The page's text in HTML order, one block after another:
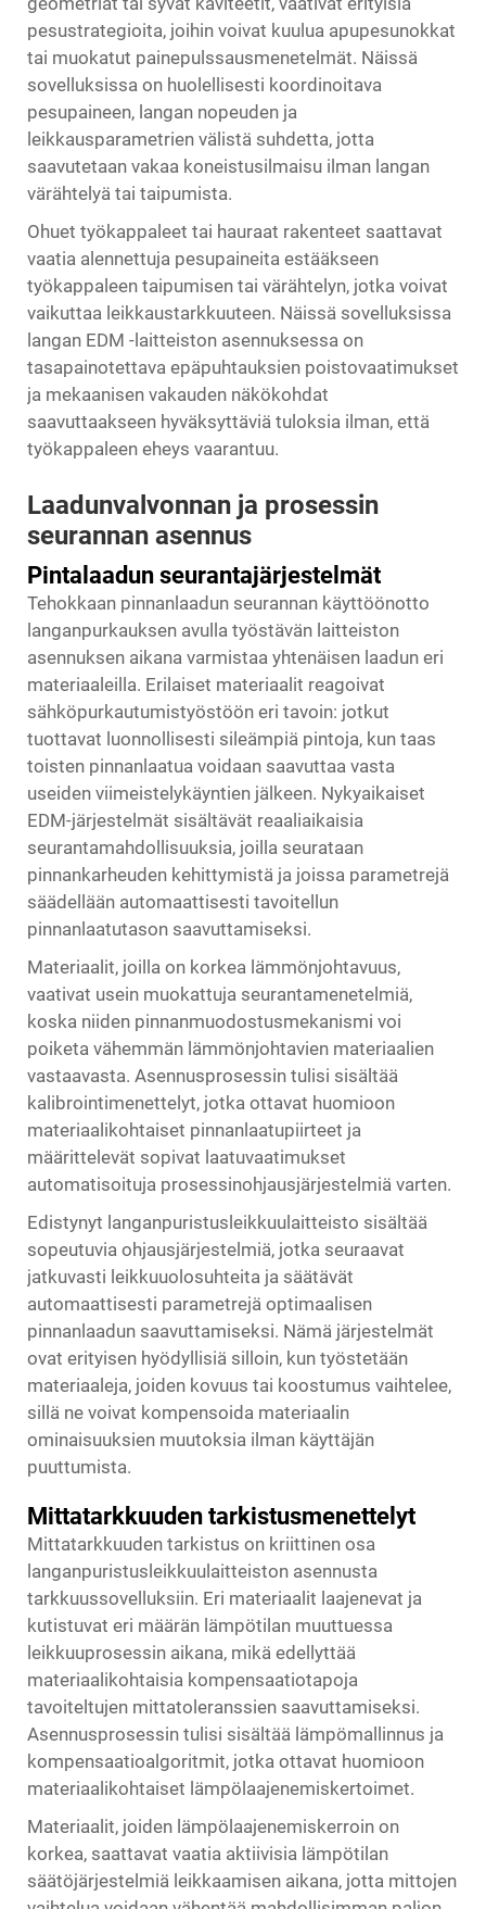
pesustrategioita, joihin voivat kuulua apupesunokkat
tai muokatut painepulssausmenetelmät. Näissä
sovelluksissa on huolellisesti koordinoitava
pesupaineen, langan nopeuden ja
leikkausparametrien välistä suhdetta, jotta
saavutetaan vakaa koneistusilmaisu ilman langan
värähtelyä tai taipumista.
Ohuet työkappaleet tai hauraat rakenteet saattavat
vaatia alennettuja pesupaineita estääkseen
työkappaleen taipumisen tai värähtelyn, jotka voivat
vaikuttaa leikkaustarkkuuteen. Näissä sovelluksissa
langan EDM -laitteiston asennuksessa on
tasapainotettava epäpuhtauksien poistovaatimukset
ja mekaanisen vakauden näkökohdat
saavuttaakseen hyväksyttäviä tuloksia ilman, että
työkappaleen eheys vaarantuu.
Laadunvalvonnan ja prosessin
seurannan asennus
Pintalaadun seurantajärjestelmät
Tehokkaan pinnanlaadun seurannan käyttöönotto
langanpurkauksen avulla työstävän laitteiston
asennuksen aikana varmistaa yhtenäisen laadun eri
materiaaleilla. Erilaiset materiaalit reagoivat
sähköpurkautumistyöstöön eri tavoin: jotkut
tuottavat luonnollisesti sileämpiä pintoja, kun taas
toisten pinnanlaatua voidaan saavuttaa vasta
useiden viimeistelykäyntien jälkeen. Nykyaikaiset
EDM-järjestelmät sisältävät reaaliaikaisia
seurantamahdollisuuksia, joilla seurataan
pinnankarheuden kehittymistä ja joissa parametrejä
säädellään automaattisesti tavoitellun
pinnanlaatutason saavuttamiseksi.
Materiaalit, joilla on korkea lämmönjohtavuus,
vaativat usein muokattuja seurantamenetelmiä,
koska niiden pinnanmuodostusmekanismi voi
poiketa vähemmän lämmönjohtavien materiaalien
vastaavasta. Asennusprosessin tulisi sisältää
kalibrointimenettelyt, jotka ottavat huomioon
materiaalikohtaiset pinnanlaatupiirteet ja
määrittelevät sopivat laatuvaatimukset
automatisoituja prosessinohjausjärjestelmiä varten.
Edistynyt langanpuristusleikkuulaitteisto sisältää
sopeutuvia ohjausjärjestelmiä, jotka seuraavat
jatkuvasti leikkuuolosuhteita ja säätävät
automaattisesti parametrejä optimaalisen
pinnanlaadun saavuttamiseksi. Nämä järjestelmät
ovat erityisen hyödyllisiä silloin, kun työstetään
materiaaleja, joiden kovuus tai koostumus vaihtelee,
sillä ne voivat kompensoida materiaalin
ominaisuuksien muutoksia ilman käyttäjän
puuttumista.
Mittatarkkuuden tarkistusmenettelyt
Mittatarkkuuden tarkistus on kriittinen osa
langanpuristusleikkuulaitteiston asennusta
tarkkuussovelluksiin. Eri materiaalit laajenevat ja
kutistuvat eri määrän lämpötilan muuttuessa
leikkuuprosessin aikana, mikä edellyttää
materiaalikohtaisia kompensaatiotapoja
tavoiteltujen mittatoleranssien saavuttamiseksi.
Asennusprosessin tulisi sisältää lämpömallinnus ja
kompensaatioalgoritmit, jotka ottavat huomioon
materiaalikohtaiset lämpölaajenemiskertoimet.
Materiaalit, joiden lämpölaajenemiskerroin on
korkea, saattavat vaatia aktiivisia lämpötilan
säätöjärjestelmiä leikkaamisen aikana, jotta mittojen